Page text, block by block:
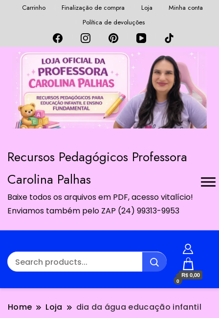
Carrinho Finalização de compra Loja
Minha conta
Política de devoluções
Recursos Pedagógicos Professora
Carolina Palhas
Baixe todos os arquivos em PDF, acesso vitalício!
Enviamos também pelo ZAP (24) 99313-9953
0
R$ 0,00
Home Loja dia da água educação infantil